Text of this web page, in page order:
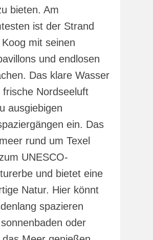
bieten. Am
ist der Strand
mit seinen
und endlosen
Das klare Wasser
frische Nordseeluft
ausgiebigen
ein. Das
rund um Texel
UNESCO-
und bietet eine
Natur. Hier könnt
spazieren
oder